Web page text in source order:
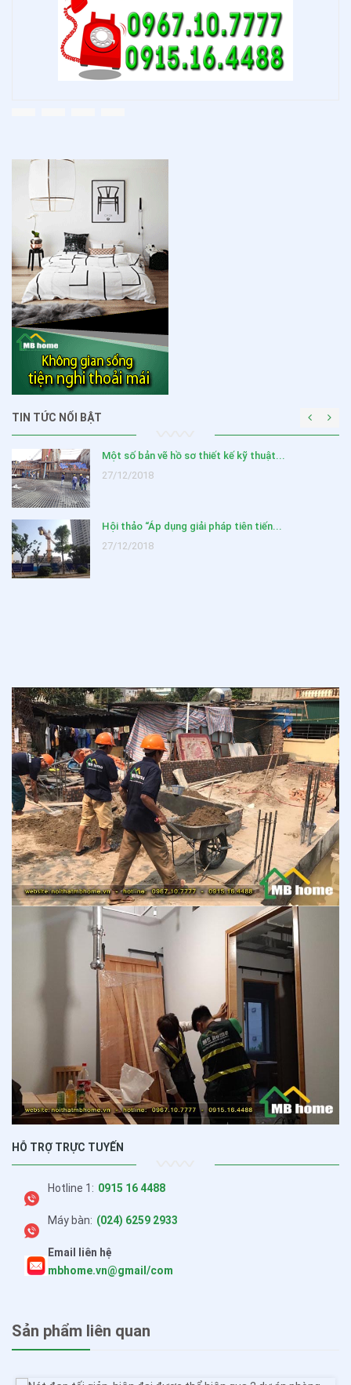
TIN TỨC NỔI BẬT
Một số bản vẽ hồ sơ thiết kế kỹ thuật...
27/12/2018
Hội thảo “Áp dụng giải pháp tiên tiến...
27/12/2018
HỖ TRỢ TRỰC TUYẾN
Hotline 1: 0915 16 4488
Máy bàn: (024) 6259 2933
Email liên hệ
mbhome.vn@gmail/com
Sản phẩm liên quan